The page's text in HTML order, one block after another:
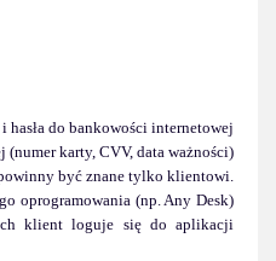
do bankowości internetowej
(numer karty, CVV, data ważności)
być znane tylko klientowi.
oprogramowania (np. Any Desk)
klient loguje się do aplikacji